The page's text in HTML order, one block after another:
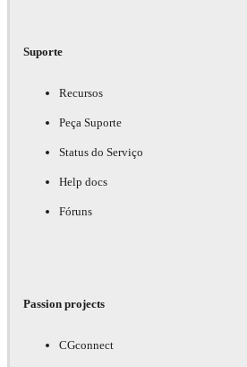
Suporte
Recursos
Peça Suporte
Status do Serviço
Help docs
Fóruns
Passion projects
CGconnect